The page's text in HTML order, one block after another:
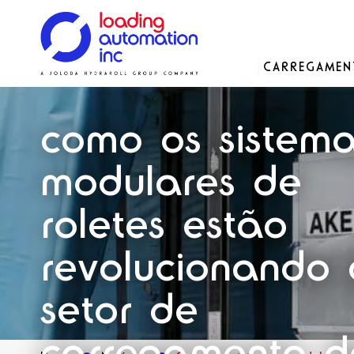
Inc
Main
menu
Peças de reposição
como os
modulares de
roletes estão
revolucionando
setor de